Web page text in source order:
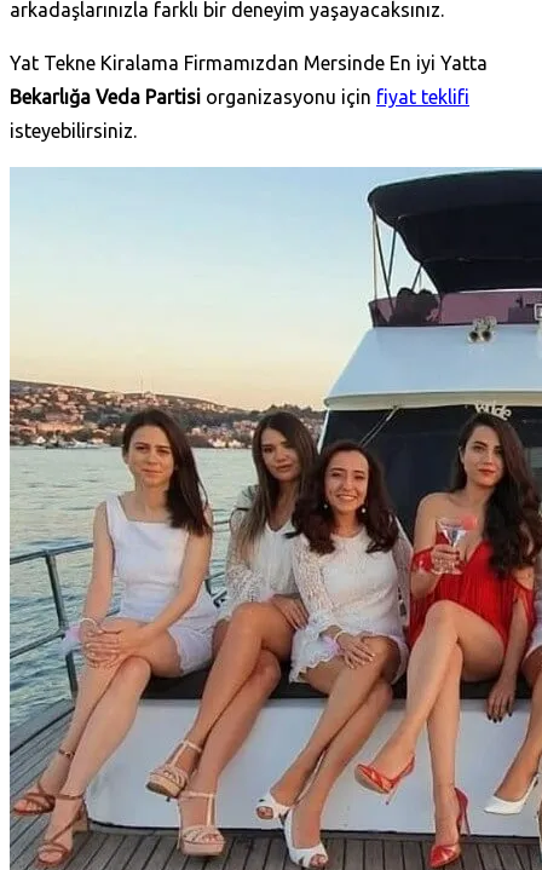
arkadaşlarınızla farklı bir deneyim yaşayacaksınız.
Yat Tekne Kiralama Firmamızdan Mersinde En iyi Yatta
Bekarlığa Veda Partisi organizasyonu için fiyat teklifi
isteyebilirsiniz.